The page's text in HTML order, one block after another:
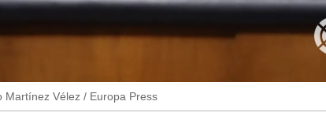
Martínez Vélez / Europa Press